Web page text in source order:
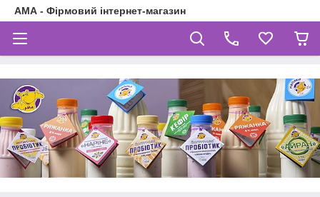
АМА - Фірмовий інтернет-магазин